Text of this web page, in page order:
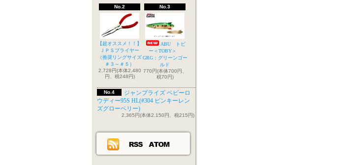
No.2
【超オススメ！！】
ＪＰＳプライヤー
（推奨リングサイズ
＃３～＃５）
2,728円(本体2,480
円、税248円)
No.3
ABU トビ
ー＜TOBY＞
GRG：グリーンゴー
ルド
770円(本体700円、
税70円)
No.4
ジャンプライズ ベビーロ
ウディー95S HL(#304 ピンキーレン
ズグローベリー)
2,365円(本体2,150円、税215円)